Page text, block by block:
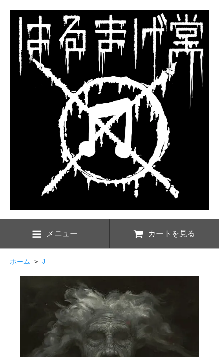
メニュー カートを見る
ホーム > J